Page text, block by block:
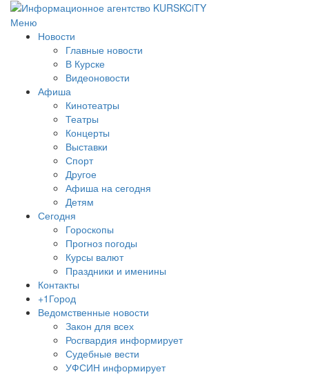
Меню
Новости
Главные новости
В Курске
Видеоновости
Афиша
Кинотеатры
Театры
Концерты
Выставки
Спорт
Другое
Афиша на сегодня
Детям
Сегодня
Гороскопы
Прогноз погоды
Курсы валют
Праздники и именины
Контакты
+1Город
Ведомственные новости
Закон для всех
Росгвардия информирует
Судебные вести
УФСИН информирует